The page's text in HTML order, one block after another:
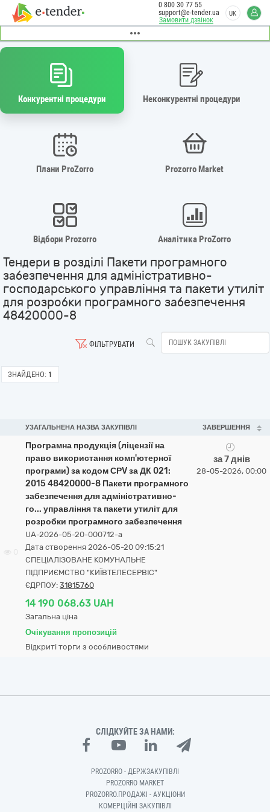
Замовити дзвінок
0 800 30 77 55
support@e-tender.ua
UK
Конкурентні процедури Неконкурентні процедури
Плани ProZorro Prozorro Market
Відбори Prozorro Аналітика ProZorro
Тендери в розділі Пакети програмного
забезпечення для адміністративно-
господарського управління та пакети утиліт
для розробки програмного забезпечення
48420000-8
ФІЛЬТРУВАТИ
ЗНАЙДЕНО: 1
УЗАГАЛЬНЕНА НАЗВА ЗАКУПІВЛІ ЗАВЕРШЕННЯ
Програмна продукція (ліцензії на
право використання комп'ютерної
програми) за кодом СРV за ДК 021:
2015 48420000-8 Пакети програмного
забезпечення для адміністративно-
го... управління та пакети утиліт для
розробки програмного забезпечення
UA-2026-05-20-000712-a
Дата створення 2026-05-20 09:15:21
СПЕЦІАЛІЗОВАНЕ КОМУНАЛЬНЕ
ПІДПРИЄМСТВО "КИЇВТЕЛЕСЕРВІС"
ЄДРПОУ: 31815760
14 190 068,63 UAH
Загальна ціна
Очікування пропозицій
Відкриті торги з особливостями
за 7 днів
28-05-2026, 00:00
СЛІДКУЙТЕ ЗА НАМИ:
PROZORRO - ДЕРЖЗАКУПІВЛІ
PROZORRO MARKET
PROZORRO.ПРОДАЖІ - АУКЦІОНИ
КОМЕРЦІЙНІ ЗАКУПІВЛІ